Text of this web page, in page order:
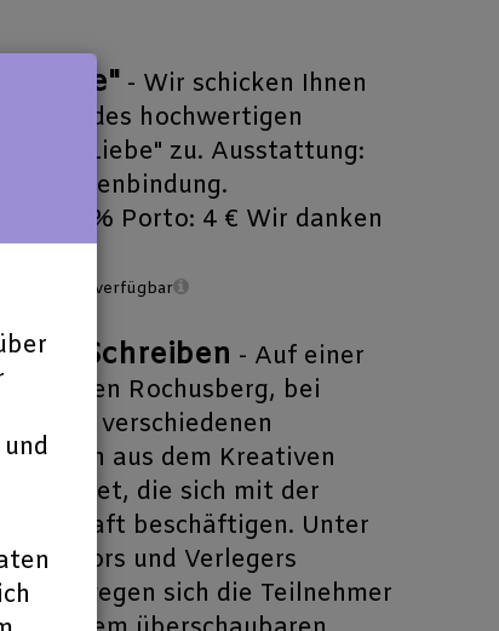
Liebe" - Wir schicken Ihnen
des hochwertigen
Tage Liebe" zu. Ausstattung:
und Fadenbindung.
20 % Porto: 4 € Wir danken
Noch 13 verfügbar
und Schreiben - Auf einer
über den Rochusberg, bei
an verschiedenen
aus dem Kreativen
die sich mit der
beschäftigen. Unter
Autors und Verlegers
bewegen sich die Teilnehmer